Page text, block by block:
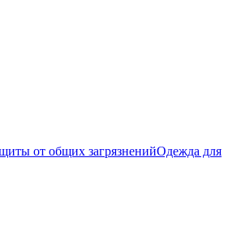
от общих загрязненийОдежда для